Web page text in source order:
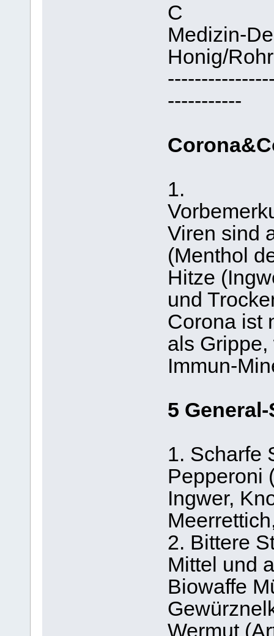
C
Medizin-
Honig/
-----------
1.
Viren sind
(Menthol
Hitze
und
Corona ist
als
Immun-
5
1. Scharfe
Pepperoni
Ingwer,
2. Bittere
Mittel und
Biowaffe
Wermut